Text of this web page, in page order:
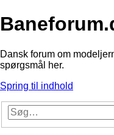
Dansk forum om
spørgsmål her.
Spring til indhold